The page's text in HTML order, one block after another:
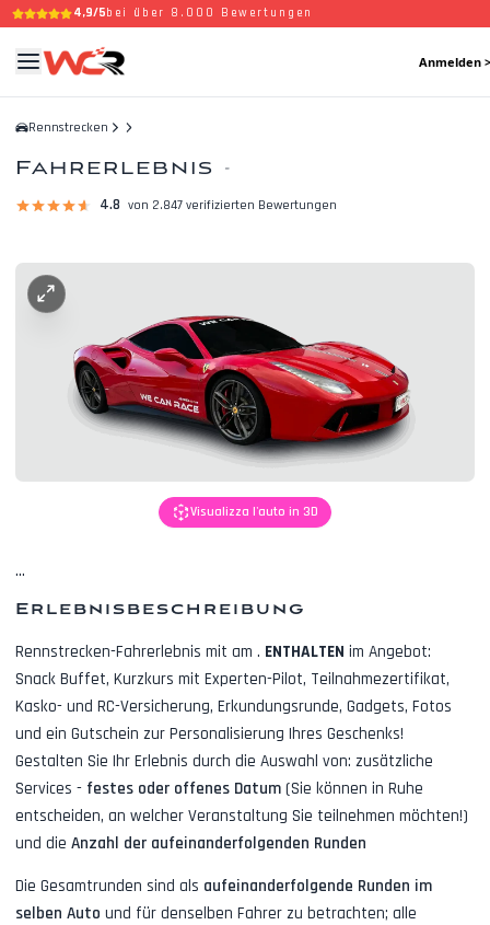
4,9/5bei über 8.000 Bewertungen
Anmelden >
Rennstrecken
Fahrerlebnis -
4.8 von 2.847 verifizierten Bewertungen
Visualizza l'auto in 3D
...
Erlebnisbeschreibung
Rennstrecken-Fahrerlebnis mit am . ENTHALTEN im Angebot:
Snack Buffet, Kurzkurs mit Experten-Pilot, Teilnahmezertifikat,
Kasko- und RC-Versicherung, Erkundungsrunde, Gadgets, Fotos
und ein Gutschein zur Personalisierung Ihres Geschenks!
Gestalten Sie Ihr Erlebnis durch die Auswahl von: zusätzliche
Services - festes oder offenes Datum (Sie können in Ruhe
entscheiden, an welcher Veranstaltung Sie teilnehmen möchten!)
und die Anzahl der aufeinanderfolgenden Runden
Die Gesamtrunden sind als aufeinanderfolgende Runden im
selben Auto und für denselben Fahrer zu betrachten; alle